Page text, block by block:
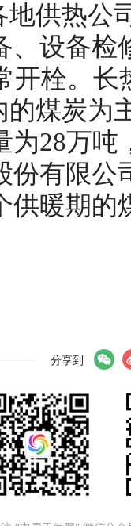
地供热公
、设备检
开栓。
的煤炭为
为28万吨
份有限公
供暖期的
分享到